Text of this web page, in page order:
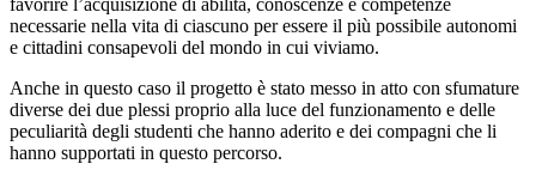
favorire l’acquisizione di abilità, conoscenze e competenze
necessarie nella vita di ciascuno per essere il più possibile autonomi
e cittadini consapevoli del mondo in cui viviamo.
Anche in questo caso il progetto è stato messo in atto con sfumature
diverse dei due plessi proprio alla luce del funzionamento e delle
peculiarità degli studenti che hanno aderito e dei compagni che li
hanno supportati in questo percorso.